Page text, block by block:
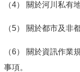
（4） 關於河川私有
（5） 關於都市及非
（6） 關於資訊作業
事項。